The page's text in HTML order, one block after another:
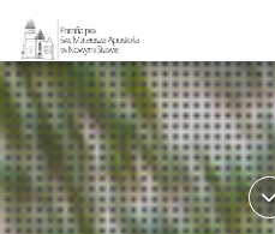
×
Strona
główna